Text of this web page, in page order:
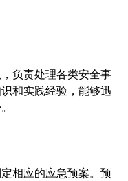
负责处理各类安全事
和实践经验，能够迅
相应的应急预案。预